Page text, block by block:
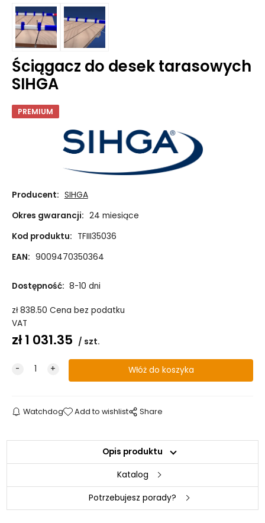
Ściągacz do desek tarasowych
SIHGA
PREMIUM
Producent: SIHGA
Okres gwarancji: 24 miesiące
Kod produktu: TFIII35036
EAN: 9009470350364
Dostępność: 8-10 dni
zł838.50 Cena bez podatku
VAT
zł1 031.35 szt.
Watchdog Add to wishlist Share
Opis produktu
Katalog
Potrzebujesz porady?